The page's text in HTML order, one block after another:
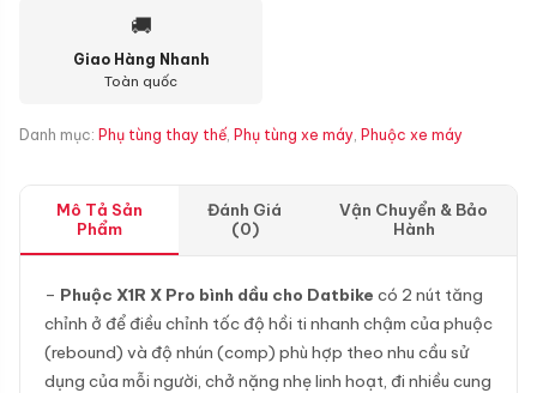
🚚
Giao Hàng Nhanh
Toàn quốc
Danh mục: Phụ tùng thay thế, Phụ tùng xe máy, Phuộc xe máy
Mô Tả Sản
Phẩm
Đánh Giá
(0)
Vận Chuyển & Bảo
Hành
– Phuộc X1R X Pro bình dầu cho Datbike có 2 nút tăng
chỉnh ở để điều chỉnh tốc độ hồi ti nhanh chậm của phuộc
(rebound) và độ nhún (comp) phù hợp theo nhu cầu sử
dụng của mỗi người, chở nặng nhẹ linh hoạt, đi nhiều cung